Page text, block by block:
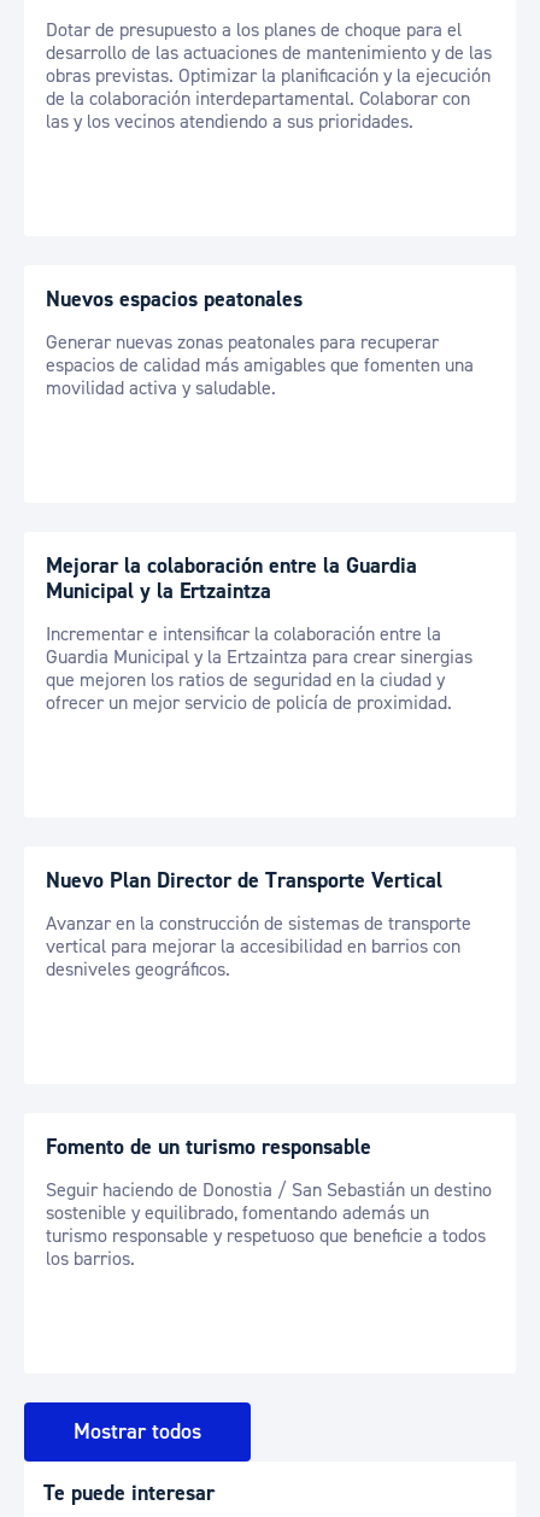
Dotar de presupuesto a los planes de choque para el
desarrollo de las actuaciones de mantenimiento y de las
obras previstas. Optimizar la planificación y la ejecución
de la colaboración interdepartamental. Colaborar con
las y los vecinos atendiendo a sus prioridades.
Nuevos espacios peatonales
Generar nuevas zonas peatonales para recuperar
espacios de calidad más amigables que fomenten una
movilidad activa y saludable.
Mejorar la colaboración entre la Guardia
Municipal y la Ertzaintza
Incrementar e intensificar la colaboración entre la
Guardia Municipal y la Ertzaintza para crear sinergias
que mejoren los ratios de seguridad en la ciudad y
ofrecer un mejor servicio de policía de proximidad.
Nuevo Plan Director de Transporte Vertical
Avanzar en la construcción de sistemas de transporte
vertical para mejorar la accesibilidad en barrios con
desniveles geográficos.
Fomento de un turismo responsable
Seguir haciendo de Donostia / San Sebastián un destino
sostenible y equilibrado, fomentando además un
turismo responsable y respetuoso que beneficie a todos
los barrios.
Mostrar todos
Te puede interesar